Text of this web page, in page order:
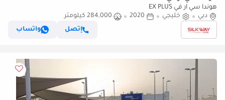
هوندا سي آر في EX PLUS
دبي
خليجي 2020
284,000 كيلومتر
إتصل
واتساب